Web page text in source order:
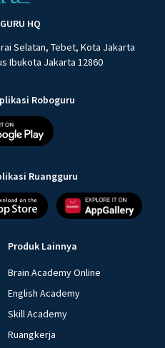
HQ
Selatan, Tebet, Kota Jakarta
Ibukota Jakarta 12860
Roboguru
Ruangguru
Produk Lainnya
Brain Academy Online
English Academy
Skill Academy
Ruangkerja